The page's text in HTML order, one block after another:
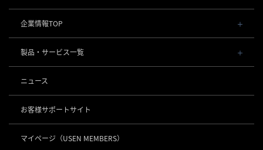
企業情報TOP
会社概要・役員一覧
事業内容
社長メッセージ
事業所一覧
店舗DX
製品・サービス一覧
POSレジ 他
USENレジ
USENセルフレジ
USEN ハンディ
キャッシュレス決済
USEN PAY
お役立ち情報
ニュース
お客様サポートサイト
マイページ （USEN MEMBERS）